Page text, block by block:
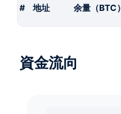
# 地址 余量（BTC）
資金流向